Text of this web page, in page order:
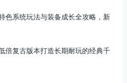
色系统玩法与装备成长全攻略，新
倍复古版本打造长期耐玩的经典千